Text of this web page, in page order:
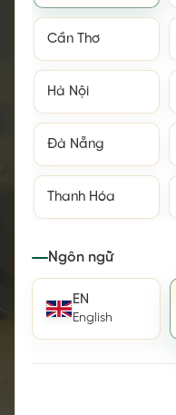
Cần Thơ
Hà Nội
Đà Nẵng
Thanh Hóa
Ngôn ngữ
EN
English
VỊ LÀNH NGUYÊN BẢN
Hấp Thuỷ
Khói sương thủy nhiệt
mọi khoảnh khắc hội
ĐẶT BÀN